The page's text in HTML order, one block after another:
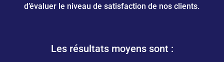
d’évaluer le niveau de satisfaction de nos clients.
Les résultats moyens sont :